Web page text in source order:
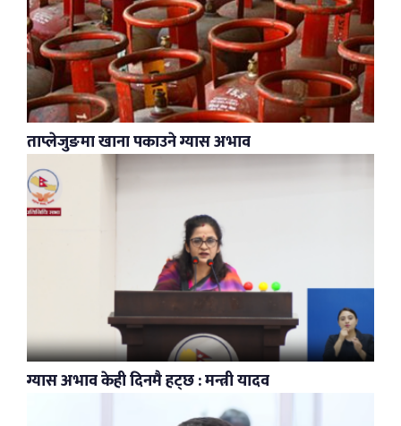
ताप्लेजुङमा खाना पकाउने ग्यास अभाव
ग्यास अभाव केही दिनमै हट्छ : मन्त्री यादव